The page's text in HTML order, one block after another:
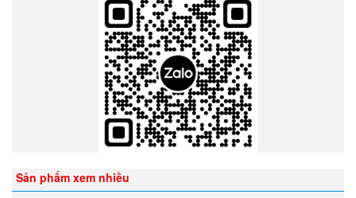
B.E.STAT Vietnam
Sản phẩm xem nhiều